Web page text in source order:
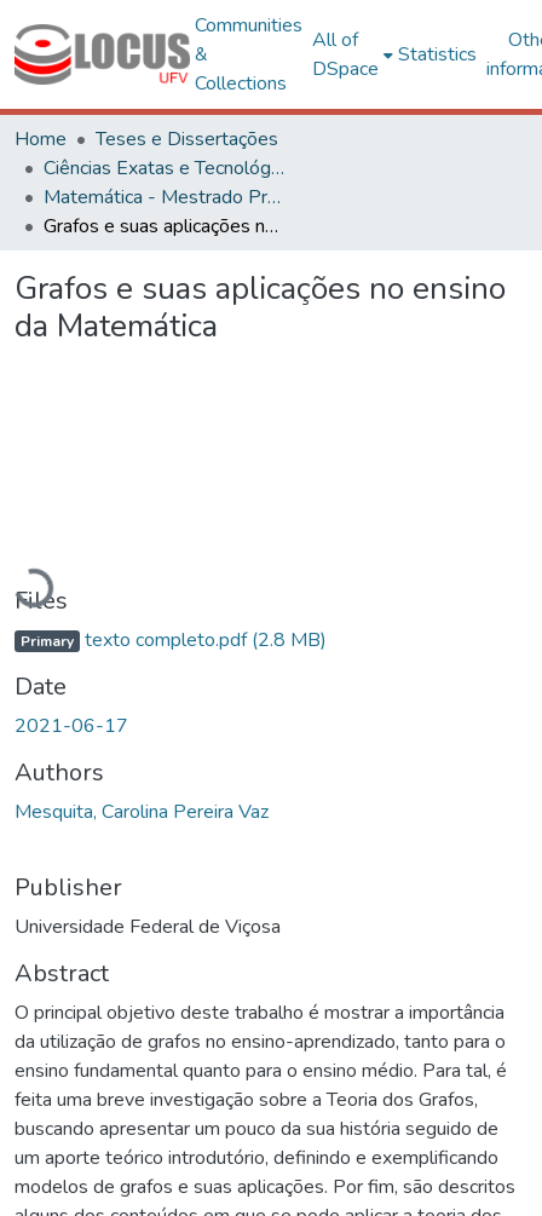
Communities
&
Collections
All of
DSpace
Statistics
Home
Teses e Dissertações
Ciências Exatas e Tecnológicas
Matemática - Mestrado Profissional
Grafos e suas aplicações no ensino da Matemática
Grafos e suas aplicações no ensino
da Matemática
Loading...
Files
Primary texto completo.pdf(2.8 MB)
Date
2021-06-17
Authors
Mesquita, Carolina Pereira Vaz
Publisher
Universidade Federal de Viçosa
Abstract
O principal objetivo deste trabalho é mostrar a importância
da utilização de grafos no ensino-aprendizado, tanto para o
ensino fundamental quanto para o ensino médio. Para tal, é
feita uma breve investigação sobre a Teoria dos Grafos,
buscando apresentar um pouco da sua história seguido de
um aporte teórico introdutório, definindo e exemplificando
modelos de grafos e suas aplicações. Por fim, são descritos